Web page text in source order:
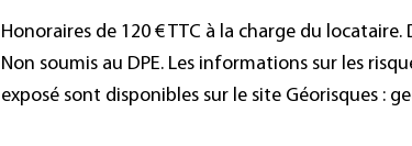
Honoraires de 120 € TTC à la charge du
Non soumis au DPE. Les informations sur les
exposé sont disponibles sur le site Géorisques :